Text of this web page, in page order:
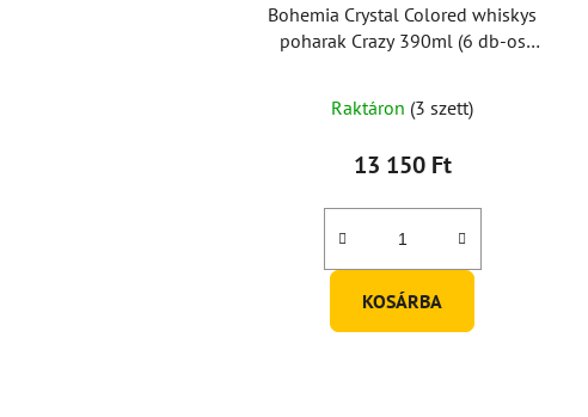
Bohemia Crystal Colored whiskys
poharak Crazy 390ml (6 db-os
termék
átlagos
5-
ből
csillag.
Raktáron (3 szett)
13 150 Ft
KOSÁRBA